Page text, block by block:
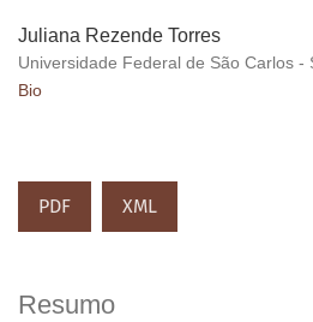
Juliana Rezende Torres
Universidade Federal de São Carlos -
Bio
PDF XML
Resumo